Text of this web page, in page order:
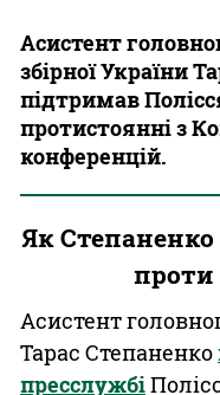
Асистент
збірної України
підтримав
протистоянні з
конференцій.
Як
проти
Асистент
Тарас Степаненко
пресслужбі